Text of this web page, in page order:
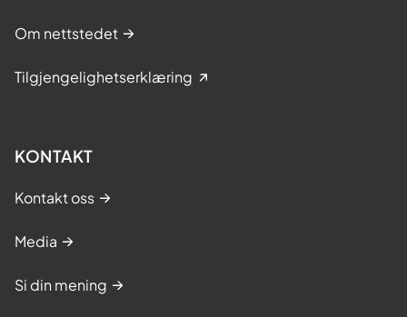
Om nettstedet
Tilgjengelighetserklæring
KONTAKT
Kontakt oss
Media
Si din mening